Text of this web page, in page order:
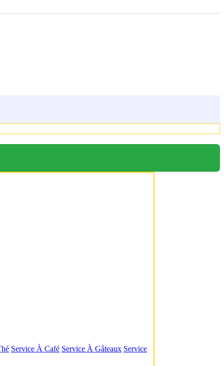
Service À Café Service À Gâteaux Service